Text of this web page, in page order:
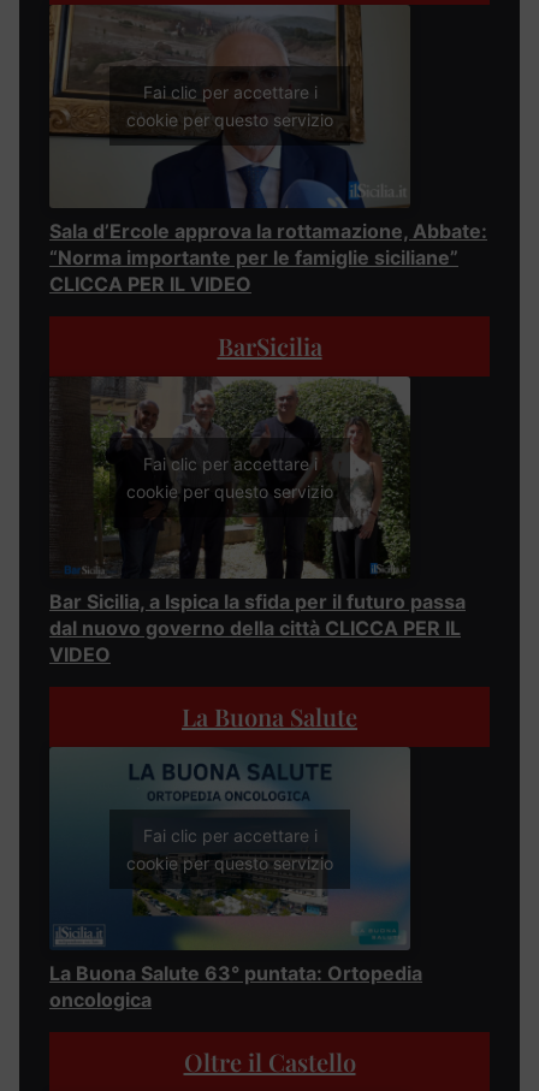
Fai clic per accettare i
cookie per questo servizio
Sala d’Ercole approva la rottamazione, Abbate:
“Norma importante per le famiglie siciliane”
CLICCA PER IL VIDEO
BarSicilia
Fai clic per accettare i
cookie per questo servizio
Bar Sicilia, a Ispica la sfida per il futuro passa
dal nuovo governo della città CLICCA PER IL
VIDEO
La Buona Salute
Fai clic per accettare i
cookie per questo servizio
La Buona Salute 63° puntata: Ortopedia
oncologica
Oltre il Castello